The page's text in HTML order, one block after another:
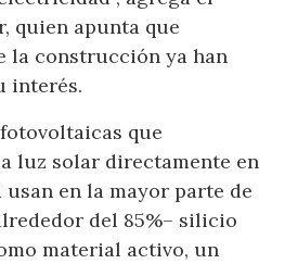
quien apunta que
la construcción ya han
interés.
que
luz solar directamente en
en la mayor parte de
del 85%– silicio
material activo, un